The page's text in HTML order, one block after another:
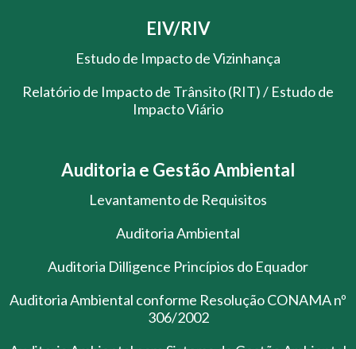
EIV/RIV
Estudo de Impacto de Vizinhança
Relatório de Impacto de Trânsito (RIT) / Estudo de
Impacto Viário
Auditoria e Gestão Ambiental
Levantamento de Requisitos
Auditoria Ambiental
Auditoria Dilligence Princípios do Equador
Auditoria Ambiental conforme Resolução CONAMA nº
306/2002